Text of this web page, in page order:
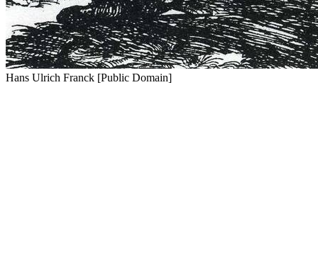
Hans Ulrich Franck [Public Domain]